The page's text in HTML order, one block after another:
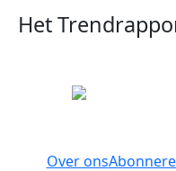
Het
Over ons